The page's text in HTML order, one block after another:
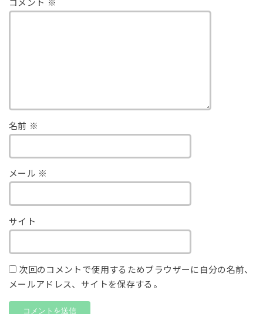
コメント ※
名前 ※
メール ※
サイト
次回のコメントで使用するためブラウザーに自分の名前、
メールアドレス、サイトを保存する。